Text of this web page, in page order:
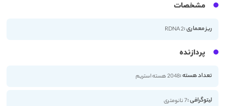
مشخصات
ریز معماری :RDNA 2
پردازنده
تعداد هسته :2048 هسته استریم
لیتوگرافی :7 نانومتری